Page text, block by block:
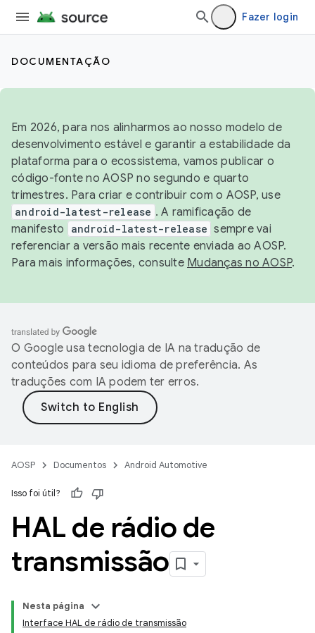
Fazer login
DOCUMENTAÇÃO
Em 2026, para nos alinharmos ao nosso modelo de
desenvolvimento estável e garantir a estabilidade da
plataforma para o ecossistema, vamos publicar o
código-fonte no AOSP no segundo e quarto
trimestres. Para criar e contribuir com o AOSP, use
android-latest-release . A ramificação de
manifesto
android-latest-release sempre vai
referenciar a versão mais recente enviada ao AOSP.
Para mais informações, consulte Mudanças no AOSP.
O Google usa tecnologia de IA na tradução de
conteúdos para seu idioma de preferência. As
traduções com IA podem ter erros.
AOSP Documentos Android Automotive
Isso foi útil?
HAL de rádio de
transmissão
Nesta página
Interface HAL de rádio de transmissão